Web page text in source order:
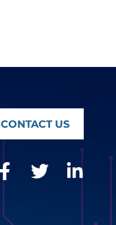
CONTACT US